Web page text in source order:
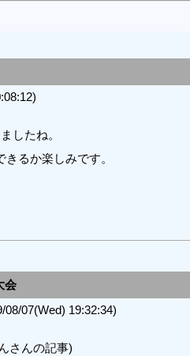
したね。
るか楽しみです。
会
07(Wed) 19:32:34)
さんの記事)